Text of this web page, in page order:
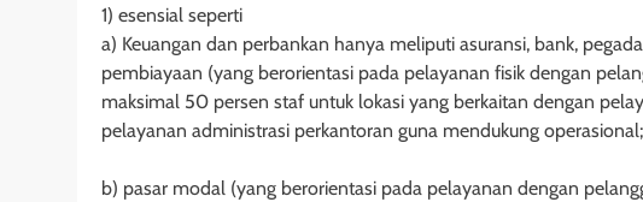
1) esensial seperti
a) Keuangan dan perbankan hanya meliputi asuransi, bank,
pembiayaan (yang berorientasi pada pelayanan fisik dengan
maksimal 50 persen staf untuk lokasi yang berkaitan dengan
pelayanan administrasi perkantoran guna mendukung operasional;
b) pasar modal (yang berorientasi pada pelayanan dengan